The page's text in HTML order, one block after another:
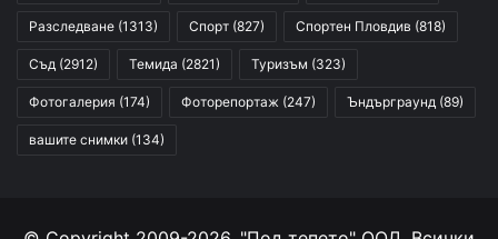
Разследване (1313) Спорт (827) Спортен Пловдив (818)
Съд (2912) Темида (2821) Туризъм (323)
Фотогалерия (174) Фоторепортаж (247) Ъндърграунд (89)
вашите снимки (134)